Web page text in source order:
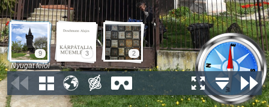
9 3 2
Nyugat felől